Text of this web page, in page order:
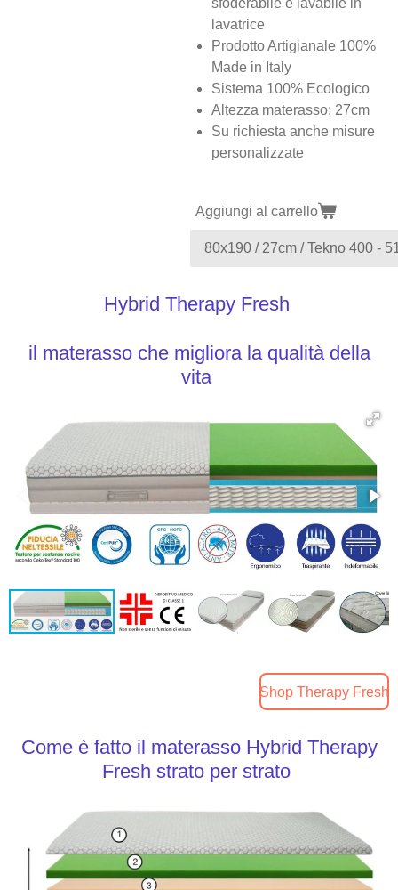
sfoderabile e lavabile in
lavatrice
Prodotto Artigianale 100%
Made in Italy
Sistema 100% Ecologico
Altezza materasso: 27cm
Su richiesta anche misure
personalizzate
Aggiungi al carrello
Hybrid Therapy Fresh
il materasso che migliora la qualità della
vita
Shop Therapy Fresh
Come è fatto il materasso Hybrid Therapy
Fresh strato per strato